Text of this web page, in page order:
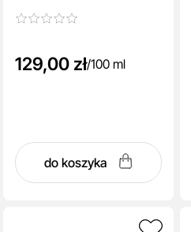
129,00 zł/100 ml
do koszyka